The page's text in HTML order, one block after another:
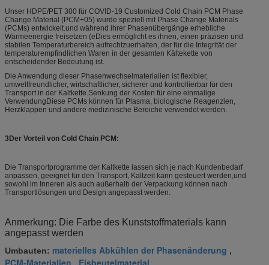
Unser HDPE/PET 300 für COVID-19 Customized Cold Chain PCM Phase
Change Material (PCM+05) wurde speziell mit Phase Change Materials
(PCMs) entwickelt.und während ihrer Phasenübergänge erhebliche
Wärmeenergie freisetzen (eDies ermöglicht es ihnen, einen präzisen und
stabilen Temperaturbereich aufrechtzuerhalten, der für die Integrität der
temperaturempfindlichen Waren in der gesamten Kältekette von
entscheidender Bedeutung ist.
Die Anwendung dieser Phasenwechselmaterialien ist flexibler,
umweltfreundlicher, wirtschaftlicher, sicherer und kontrollierbar für den
Transport in der Kaltkette.Senkung der Kosten für eine einmalige
VerwendungDiese PCMs können für Plasma, biologische Reagenzien,
Herzklappen und andere medizinische Bereiche verwendet werden.
3Der Vorteil von Cold Chain PCM:
Die Transportprogramme der Kaltkette lassen sich je nach Kundenbedarf
anpassen, geeignet für den Transport, Kaltzeit kann gesteuert werden,und
sowohl im Inneren als auch außerhalb der Verpackung können nach
Transportlösungen und Design angepasst werden.
Anmerkung: Die Farbe des Kunststoffmaterials kann
angepasst werden
Umbauten: materielles Abkühlen der Phasenänderung ,